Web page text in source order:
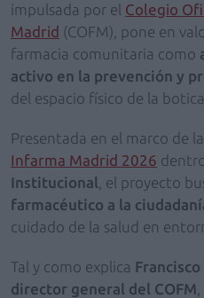
impulsada por el Colegio
Madrid (COFM), pone en
farmacia comunitaria como
activo en la prevención y
del espacio físico de la botica.
Presentada en el marco de
Infarma Madrid 2026
Institucional , el proyecto
farmacéutico a la
cuidado de la salud en
Tal y como explica
director general del COFM